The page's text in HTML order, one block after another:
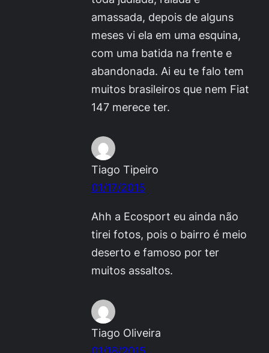
amassada, depois de alguns
meses vi ela em uma esquina,
com uma batida na frente e
abandonada. Ai eu te falo tem
muitos brasileiros que nem Fiat
147 merece ter.
Tiago Tipeiro
01/17/2015
Ahh a Ecosport eu ainda não
tirei fotos, pois o bairro é meio
deserto e famoso por ter
muitos assaltos.
Tiago Oliveira